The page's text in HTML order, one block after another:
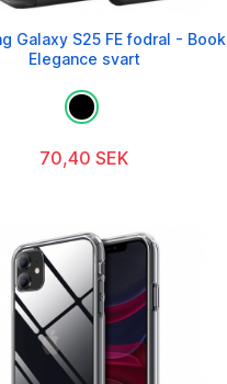
Galaxy S25 FE fodral - Book
Elegance svart
70,40 SEK